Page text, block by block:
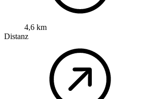
4,6 km
Distanz